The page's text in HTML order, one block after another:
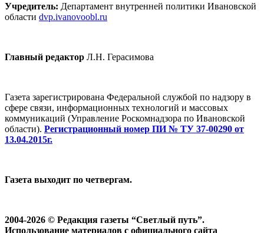
Учредитель: Департамент внутренней политики Ивановской
области dvp.ivanovoobl.ru
Главный редактор Л.Н. Герасимова
Газета зарегистрирована Федеральной службой по надзору в
сфере связи, информационных технологий и массовых
коммуникаций (Управление Роскомнадзора по Ивановской
области). Регистрационный номер ПИ № ТУ 37-00290 от
13.04.2015г.
Газета выходит по четвергам.
2004-2026 © Редакция газеты “Светлый путь”.
Использование материалов с официального сайта